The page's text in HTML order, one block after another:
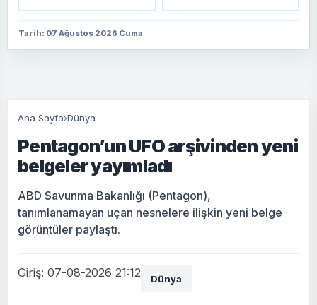
Tarih: 07 Ağustos 2026 Cuma
Ana Sayfa›Dünya
Pentagon’un UFO arşivinden yeni
belgeler yayımladı
ABD Savunma Bakanlığı (Pentagon),
tanımlanamayan uçan nesnelere ilişkin yeni belge
görüntüler paylaştı.
Giriş: 07-08-2026 21:12 Dünya